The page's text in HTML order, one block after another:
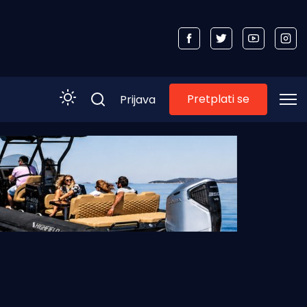
Prijava Pretplati se